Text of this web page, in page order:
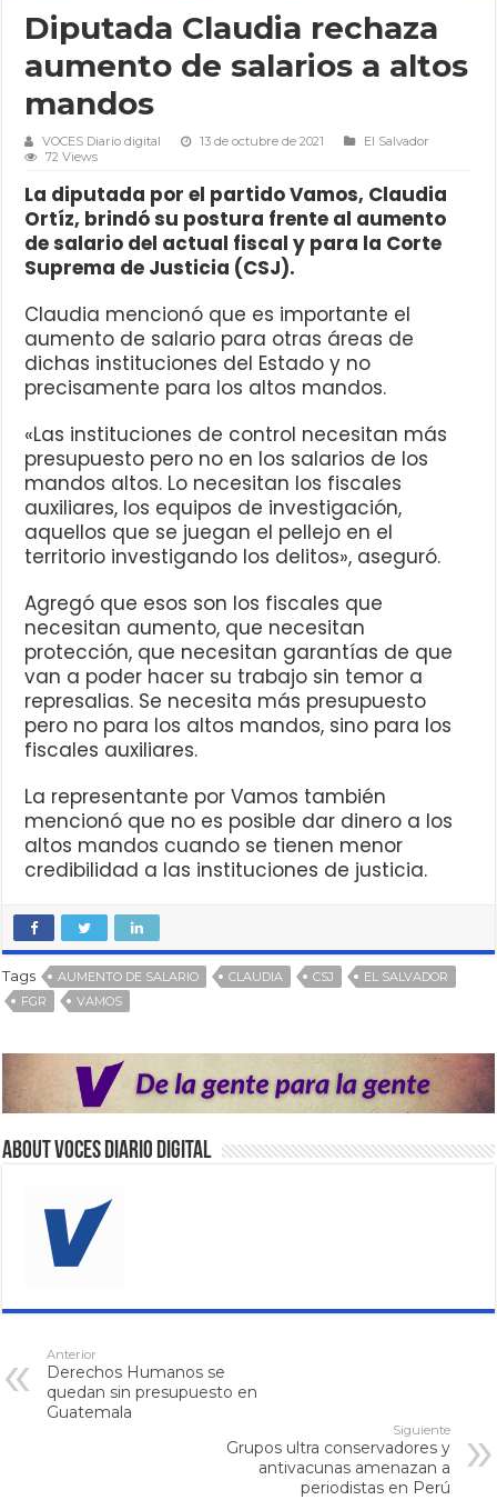
Diputada Claudia rechaza
aumento de salarios a altos
mandos
VOCES Diario digital 13 de octubre de 2021
El Salvador
72 Views
La diputada por el partido Vamos, Claudia
Ortíz, brindó su postura frente al aumento
de salario del actual fiscal y para la Corte
Suprema de Justicia (CSJ).
Claudia mencionó que es importante el
aumento de salario para otras áreas de
dichas instituciones del Estado y no
precisamente para los altos mandos.
«Las instituciones de control necesitan más
presupuesto pero no en los salarios de los
mandos altos. Lo necesitan los fiscales
auxiliares, los equipos de investigación,
aquellos que se juegan el pellejo en el
territorio investigando los delitos», aseguró.
Agregó que esos son los fiscales que
necesitan aumento, que necesitan
protección, que necesitan garantías de que
van a poder hacer su trabajo sin temor a
represalias. Se necesita más presupuesto
pero no para los altos mandos, sino para los
fiscales auxiliares.
La representante por Vamos también
mencionó que no es posible dar dinero a los
altos mandos cuando se tienen menor
credibilidad a las instituciones de justicia.
Tags AUMENTO DE SALARIO CLAUDIA CSJ
EL SALVADOR
FGR
VAMOS
About VOCES Diario digital
Anterior
Derechos Humanos se
quedan sin presupuesto en
Guatemala
Siguiente
Grupos ultra conservadores y
antivacunas amenazan a
periodistas en Perú